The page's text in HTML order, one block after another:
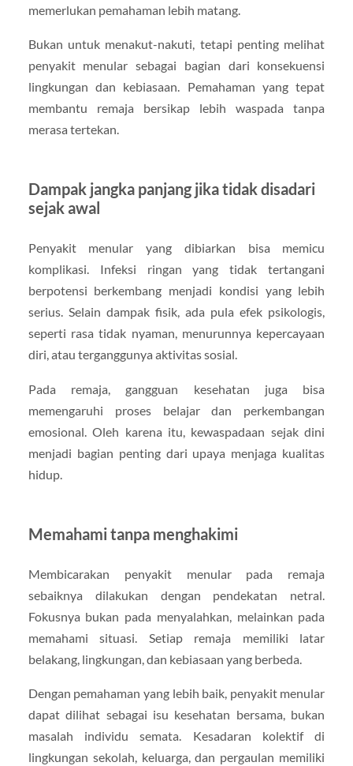
memerlukan pemahaman lebih matang.
Bukan untuk menakut-nakuti, tetapi penting melihat
penyakit menular sebagai bagian dari konsekuensi
lingkungan dan kebiasaan. Pemahaman yang tepat
membantu remaja bersikap lebih waspada tanpa
merasa tertekan.
Dampak jangka panjang jika tidak disadari
sejak awal
Penyakit menular yang dibiarkan bisa memicu
komplikasi. Infeksi ringan yang tidak tertangani
berpotensi berkembang menjadi kondisi yang lebih
serius. Selain dampak fisik, ada pula efek psikologis,
seperti rasa tidak nyaman, menurunnya kepercayaan
diri, atau terganggunya aktivitas sosial.
Pada remaja, gangguan kesehatan juga bisa
memengaruhi proses belajar dan perkembangan
emosional. Oleh karena itu, kewaspadaan sejak dini
menjadi bagian penting dari upaya menjaga kualitas
hidup.
Memahami tanpa menghakimi
Membicarakan penyakit menular pada remaja
sebaiknya dilakukan dengan pendekatan netral.
Fokusnya bukan pada menyalahkan, melainkan pada
memahami situasi. Setiap remaja memiliki latar
belakang, lingkungan, dan kebiasaan yang berbeda.
Dengan pemahaman yang lebih baik, penyakit menular
dapat dilihat sebagai isu kesehatan bersama, bukan
masalah individu semata. Kesadaran kolektif di
lingkungan sekolah, keluarga, dan pergaulan memiliki